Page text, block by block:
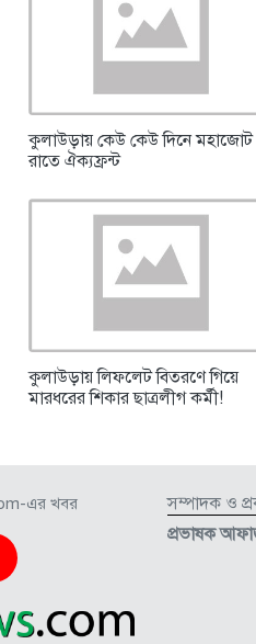
কুলাউড়ায় কেউ কেউ দিনে মহাজোট
রাতে ঐক্যফ্রন্ট
কুলাউড়ায় লিফলেট বিতরণে গিয়ে
মারধরের শিকার ছাত্রলীগ কর্মী!
এর খবর
সম্পাদক ও
প্রভাষক